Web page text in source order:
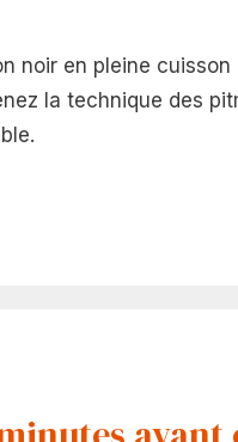
noir en pleine cuisson
la technique des